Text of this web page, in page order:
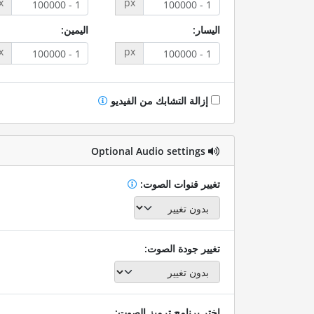
px
اليسار:
px
اليمين:
إزالة التشابك من الفيديو
Optional Audio settings
تغيير قنوات الصوت:
تغيير جودة الصوت: